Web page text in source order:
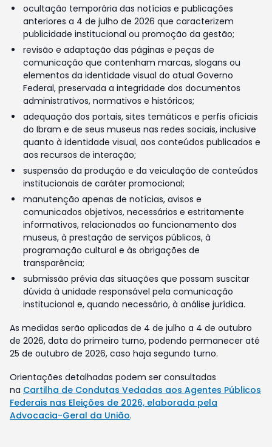
ocultação temporária das notícias e publicações
anteriores a 4 de julho de 2026 que caracterizem
publicidade institucional ou promoção da gestão;
revisão e adaptação das páginas e peças de
comunicação que contenham marcas, slogans ou
elementos da identidade visual do atual Governo
Federal, preservada a integridade dos documentos
administrativos, normativos e históricos;
adequação dos portais, sites temáticos e perfis oficiais
do Ibram e de seus museus nas redes sociais, inclusive
quanto à identidade visual, aos conteúdos publicados e
aos recursos de interação;
suspensão da produção e da veiculação de conteúdos
institucionais de caráter promocional;
manutenção apenas de notícias, avisos e
comunicados objetivos, necessários e estritamente
informativos, relacionados ao funcionamento dos
museus, à prestação de serviços públicos, à
programação cultural e às obrigações de
transparência;
submissão prévia das situações que possam suscitar
dúvida à unidade responsável pela comunicação
institucional e, quando necessário, à análise jurídica.
As medidas serão aplicadas de 4 de julho a 4 de outubro
de 2026, data do primeiro turno, podendo permanecer até
25 de outubro de 2026, caso haja segundo turno.
Orientações detalhadas podem ser consultadas
na Cartilha de Condutas Vedadas aos Agentes Públicos
Federais nas Eleições de 2026, elaborada pela
Advocacia-Geral da União.